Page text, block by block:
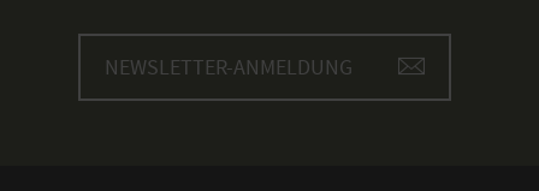
NEWSLETTER-ANMELDUNG